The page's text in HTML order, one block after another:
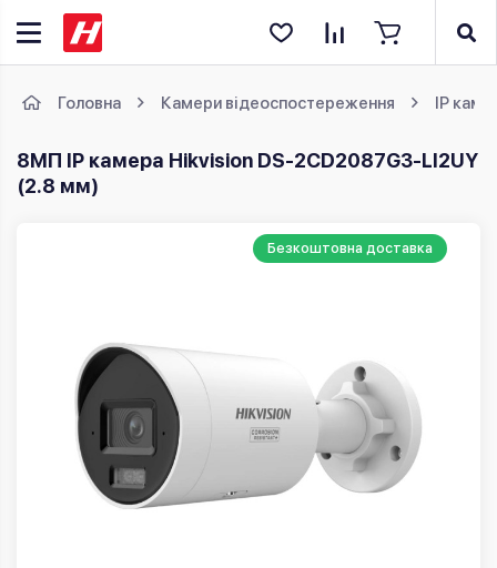
Головна Камери відеоспостереження IP
8МП IP камера Hikvision DS-2CD2087G3-LI2UY
(2.8 мм)
Безкоштовна доставка